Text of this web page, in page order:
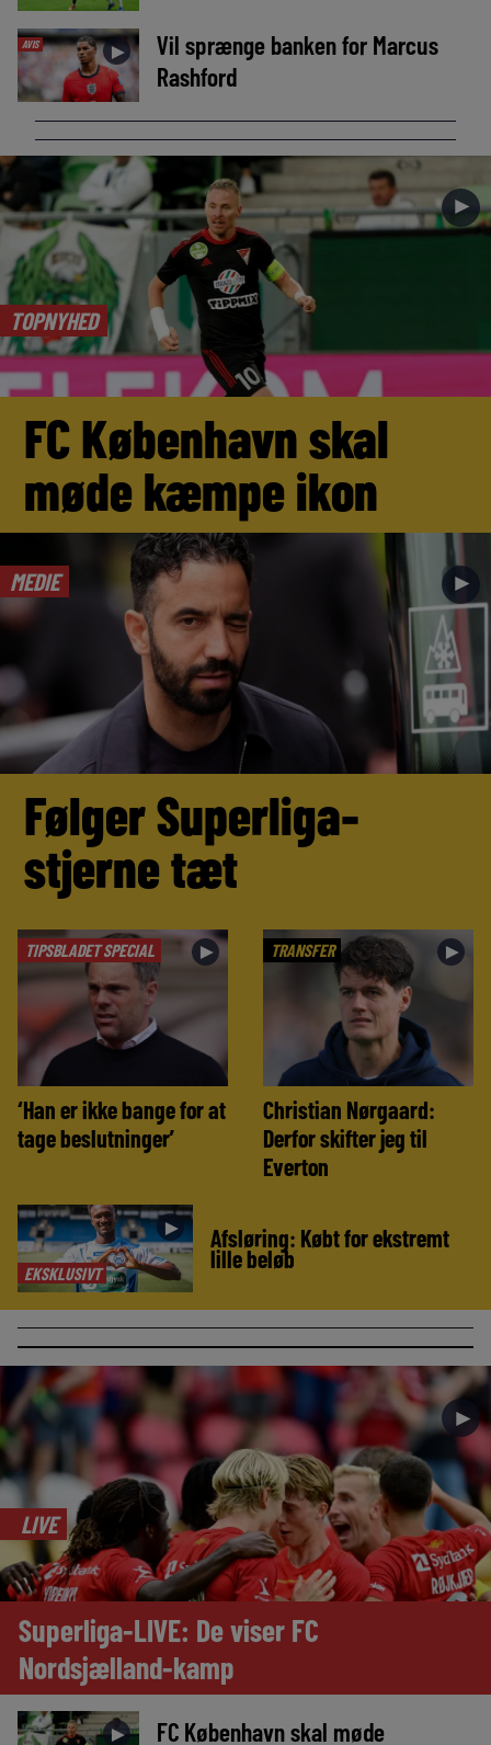
AVIS ►
Vil sprænge banken for Marcus
Rashford
TOPNYHED
►
FC København skal
møde kæmpe ikon
MEDIE ►
Følger Superliga-
stjerne tæt
TIPSBLADET SPECIAL ►
‘Han er ikke bange for at
tage beslutninger’
TRANSFER ►
Christian Nørgaard:
Derfor skifter jeg til
Everton
EKSKLUSIVT
► Afsløring: Købt for ekstremt
lille beløb
►
LIVE
Superliga-LIVE: De viser FC
Nordsjælland-kamp
►
FC København skal møde